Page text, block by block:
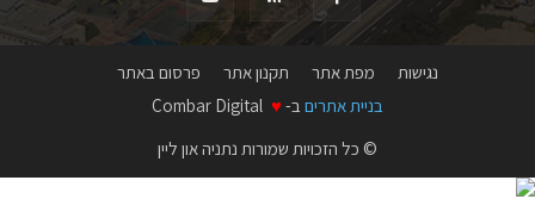
נגישות מפת אתר תקנון אתר
פרסום באתר
בניית אתרים ב- ♥
© כל הזכויות שמורות נתניה און ליין